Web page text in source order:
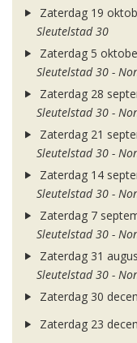
Zaterdag 19
Sleutelstad 30
Zaterdag 5
Sleutelstad 30 -
Zaterdag 28
Sleutelstad 30 -
Zaterdag 21
Sleutelstad 30 -
Zaterdag 14
Sleutelstad 30 -
Zaterdag 7
Sleutelstad 30 -
Zaterdag 31
Sleutelstad 30 -
Zaterdag 30
Zaterdag 23